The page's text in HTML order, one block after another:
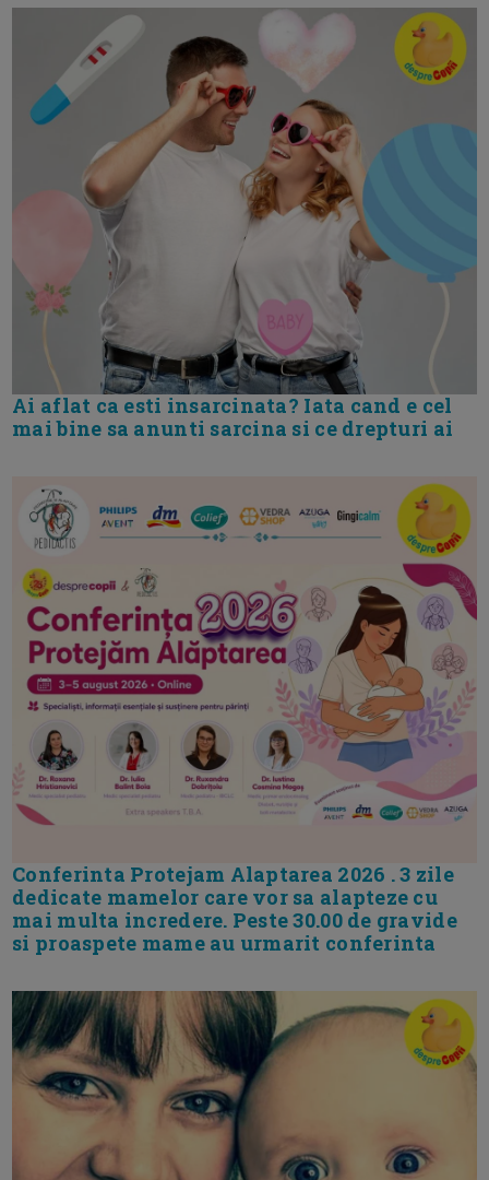
Ai aflat ca esti insarcinata? Iata cand e cel
mai bine sa anunti sarcina si ce drepturi ai
Conferinta Protejam Alaptarea 2026 . 3 zile
dedicate mamelor care vor sa alapteze cu
mai multa incredere. Peste 30.00 de gravide
si proaspete mame au urmarit conferinta